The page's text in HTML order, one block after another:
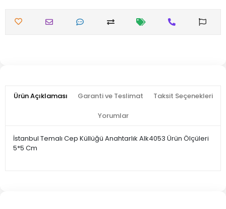
Ürün Açıklaması Garanti ve Teslimat Taksit Seçenekleri
Yorumlar
İstanbul Temalı Cep Küllüğü Anahtarlık Alk4053 Ürün Ölçüleri
5*5 Cm